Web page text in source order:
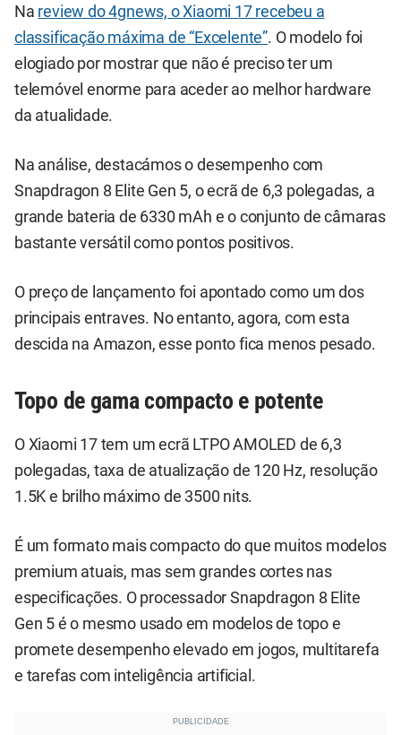
Na review do 4gnews, o Xiaomi 17 recebeu a
classificação máxima de “Excelente”. O modelo foi
elogiado por mostrar que não é preciso ter um
telemóvel enorme para aceder ao melhor hardware
da atualidade.
Na análise, destacámos o desempenho com
Snapdragon 8 Elite Gen 5, o ecrã de 6,3 polegadas, a
grande bateria de 6330 mAh e o conjunto de câmaras
bastante versátil como pontos positivos.
O preço de lançamento foi apontado como um dos
principais entraves. No entanto, agora, com esta
descida na Amazon, esse ponto fica menos pesado.
Topo de gama compacto e potente
O Xiaomi 17 tem um ecrã LTPO AMOLED de 6,3
polegadas, taxa de atualização de 120 Hz, resolução
1.5K e brilho máximo de 3500 nits.
É um formato mais compacto do que muitos modelos
premium atuais, mas sem grandes cortes nas
especificações. O processador Snapdragon 8 Elite
Gen 5 é o mesmo usado em modelos de topo e
promete desempenho elevado em jogos, multitarefa
e tarefas com inteligência artificial.